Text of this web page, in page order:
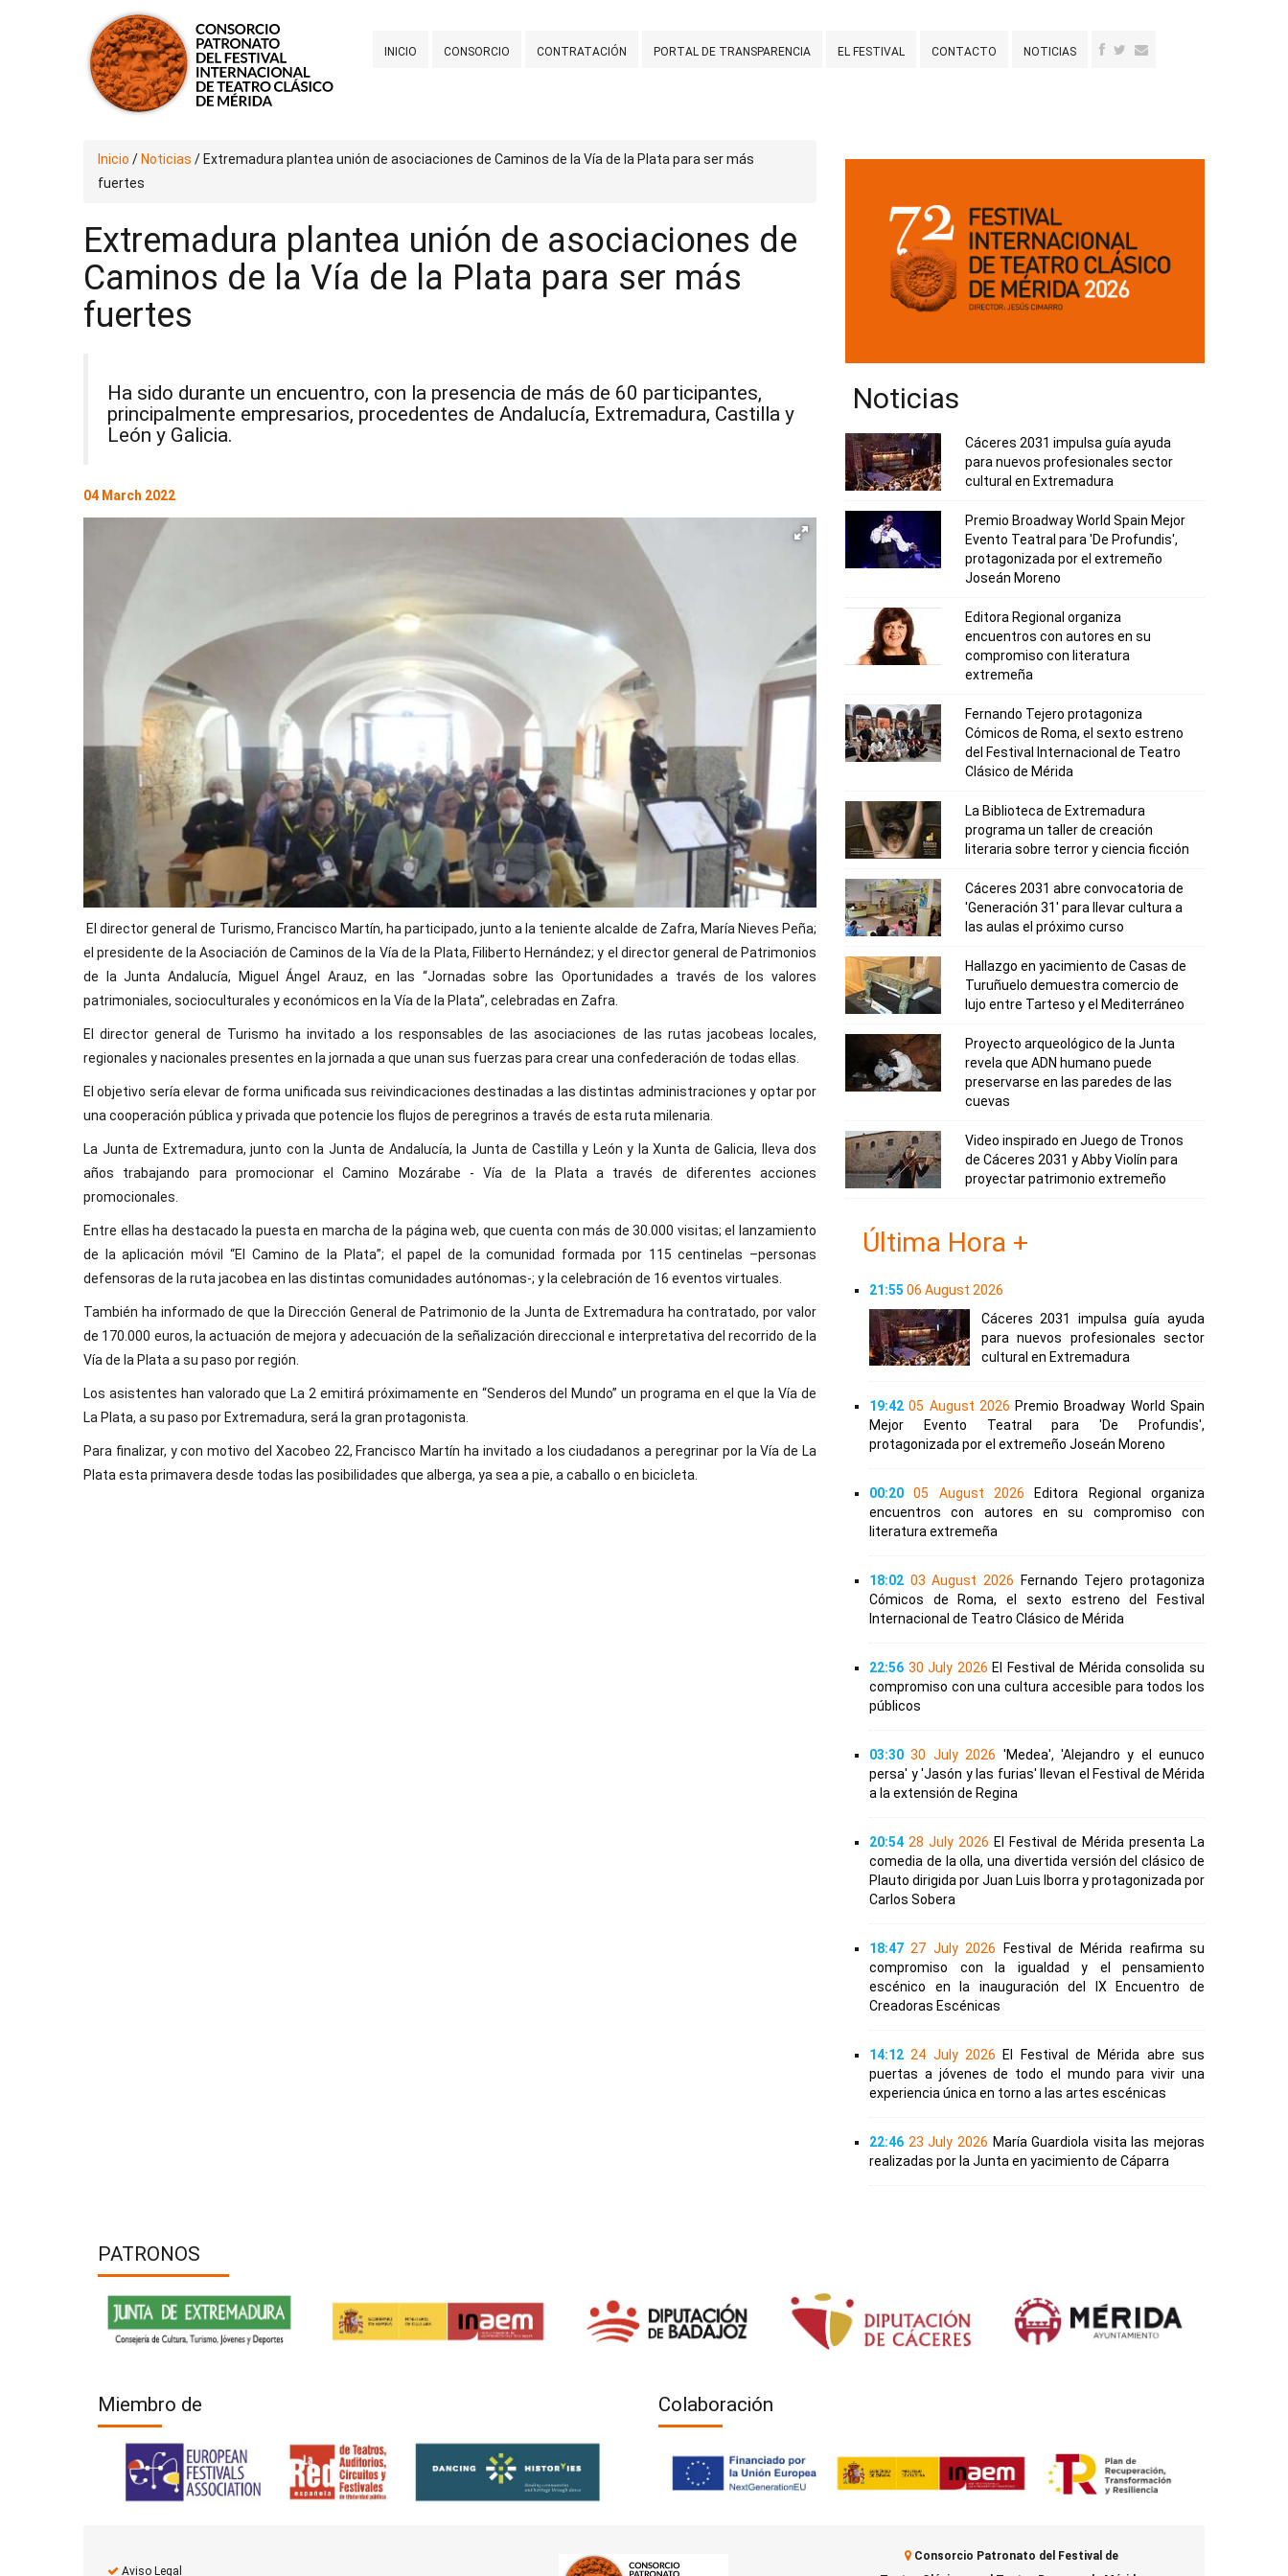
INICIO CONSORCIO CONTRATACIÓN PORTAL DE TRANSPARENCIA EL FESTIVAL CONTACTO NOTICIAS
Inicio / Noticias / Extremadura plantea unión de asociaciones de Caminos de la Vía de la Plata para ser más
fuertes
Extremadura plantea unión de asociaciones de
Caminos de la Vía de la Plata para ser más
fuertes
Ha sido durante un encuentro, con la presencia de más de 60 participantes,
principalmente empresarios, procedentes de Andalucía, Extremadura, Castilla y
León y Galicia.
04 March 2022
El director general de Turismo, Francisco Martín, ha participado, junto a la teniente alcalde de Zafra, María Nieves Peña;
el presidente de la Asociación de Caminos de la Vía de la Plata, Filiberto Hernández; y el director general de Patrimonios
de la Junta Andalucía, Miguel Ángel Arauz, en las “Jornadas sobre las Oportunidades a través de los valores
patrimoniales, socioculturales y económicos en la Vía de la Plata”, celebradas en Zafra.
El director general de Turismo ha invitado a los responsables de las asociaciones de las rutas jacobeas locales,
regionales y nacionales presentes en la jornada a que unan sus fuerzas para crear una confederación de todas ellas.
El objetivo sería elevar de forma unificada sus reivindicaciones destinadas a las distintas administraciones y optar por
una cooperación pública y privada que potencie los flujos de peregrinos a través de esta ruta milenaria.
La Junta de Extremadura, junto con la Junta de Andalucía, la Junta de Castilla y León y la Xunta de Galicia, lleva dos
años trabajando para promocionar el Camino Mozárabe - Vía de la Plata a través de diferentes acciones
promocionales.
Entre ellas ha destacado la puesta en marcha de la página web, que cuenta con más de 30.000 visitas; el lanzamiento
de la aplicación móvil “El Camino de la Plata”; el papel de la comunidad formada por 115 centinelas –personas
defensoras de la ruta jacobea en las distintas comunidades autónomas-; y la celebración de 16 eventos virtuales.
También ha informado de que la Dirección General de Patrimonio de la Junta de Extremadura ha contratado, por valor
de 170.000 euros, la actuación de mejora y adecuación de la señalización direccional e interpretativa del recorrido de la
Vía de la Plata a su paso por región.
Los asistentes han valorado que La 2 emitirá próximamente en “Senderos del Mundo” un programa en el que la Vía de
La Plata, a su paso por Extremadura, será la gran protagonista.
Para finalizar, y con motivo del Xacobeo 22, Francisco Martín ha invitado a los ciudadanos a peregrinar por la Vía de La
Plata esta primavera desde todas las posibilidades que alberga, ya sea a pie, a caballo o en bicicleta.
Noticias
Cáceres 2031 impulsa guía ayuda
para nuevos profesionales sector
cultural en Extremadura
Premio Broadway World Spain Mejor
Evento Teatral para 'De Profundis',
protagonizada por el extremeño
Joseán Moreno
Editora Regional organiza
encuentros con autores en su
compromiso con literatura
extremeña
Fernando Tejero protagoniza
Cómicos de Roma, el sexto estreno
del Festival Internacional de Teatro
Clásico de Mérida
La Biblioteca de Extremadura
programa un taller de creación
literaria sobre terror y ciencia ficción
Cáceres 2031 abre convocatoria de
'Generación 31' para llevar cultura a
las aulas el próximo curso
Hallazgo en yacimiento de Casas de
Turuñuelo demuestra comercio de
lujo entre Tarteso y el Mediterráneo
Proyecto arqueológico de la Junta
revela que ADN humano puede
preservarse en las paredes de las
cuevas
Video inspirado en Juego de Tronos
de Cáceres 2031 y Abby Violín para
proyectar patrimonio extremeño
Última Hora +
21:55 06 August 2026
Cáceres 2031 impulsa guía ayuda
para nuevos profesionales sector
cultural en Extremadura
19:42 05 August 2026 Premio Broadway World Spain
Mejor Evento Teatral para 'De Profundis',
protagonizada por el extremeño Joseán Moreno
00:20 05 August 2026
Editora Regional organiza
encuentros con autores en su compromiso con
literatura extremeña
18:02 03 August 2026
Fernando Tejero protagoniza
Cómicos de Roma, el sexto estreno del Festival
Internacional de Teatro Clásico de Mérida
22:56 30 July 2026 El Festival de Mérida consolida su
compromiso con una cultura accesible para todos los
públicos
03:30 30 July 2026 'Medea', 'Alejandro y el eunuco
persa' y 'Jasón y las furias' llevan el Festival de Mérida
a la extensión de Regina
20:54 28 July 2026 El Festival de Mérida presenta La
comedia de la olla, una divertida versión del clásico de
Plauto dirigida por Juan Luis Iborra y protagonizada por
Carlos Sobera
18:47 27 July 2026
Festival de Mérida reafirma su
compromiso con la igualdad y el pensamiento
escénico en la inauguración del IX Encuentro de
Creadoras Escénicas
14:12 24 July 2026
El Festival de Mérida abre sus
puertas a jóvenes de todo el mundo para vivir una
experiencia única en torno a las artes escénicas
22:46 23 July 2026 María Guardiola visita las mejoras
realizadas por la Junta en yacimiento de Cáparra
PATRONOS
Miembro de Colaboración
Aviso Legal
Consorcio Patronato del Festival de